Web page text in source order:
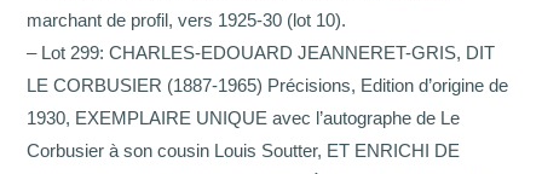
marchant de profil, vers 1925-30 (lot 10).
– Lot 299: CHARLES-EDOUARD JEANNERET-GRIS, DIT
LE CORBUSIER (1887-1965) Précisions, Edition d’origine de
1930, EXEMPLAIRE UNIQUE avec l’autographe de Le
Corbusier à son cousin Louis Soutter, ET ENRICHI DE